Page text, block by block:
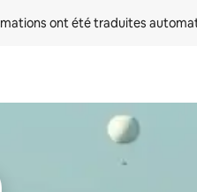
ont été traduites